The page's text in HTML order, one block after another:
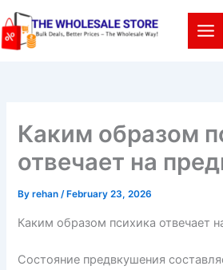
Skip
to
content
Каким образом
отвечает на
Byrehan/ February 23, 2026
Каким образом психика отвечает
Состояние предвкушения